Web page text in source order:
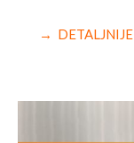
→ DETALJNIJE